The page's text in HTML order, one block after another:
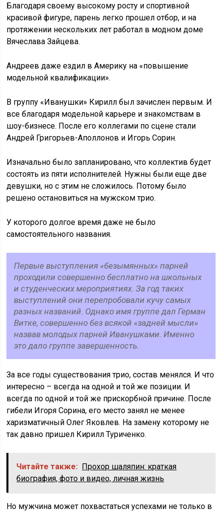
Благодаря своему высокому росту и спортивной
красивой фигуре, парень легко прошел отбор, и на
протяжении нескольких лет работал в модном доме
Вячеслава Зайцева.
Андреев даже ездил в Америку на «повышение
модельной квалификации».
В группу «Иванушки» Кирилл был зачислен первым. И
все благодаря модельной карьере и знакомствам в
шоу-бизнесе. После его коллегами по сцене стали
Андрей Григорьев-Аполлонов и Игорь Сорин.
Изначально было запланировано, что коллектив будет
состоять из пяти исполнителей. Нужны были еще две
девушки, но с этим не сложилось. Потому было
решено остановиться на мужском трио.
У которого долгое время даже не было
самостоятельного названия.
Первые выступления «безымянных» парней
проходили совершенно бесплатно на школьных
и студенческих мероприятиях. За год таких
выступлений они перепробовали кучу самых
разных названий. Однако имя группе дал Герман
Витке, совершенно без всякой «задней мысли»
назвав молодых парней Иванушками. Именно
это дало группе завершенность.
За все годы существования трио, состав менялся. И что
интересно – всегда на одной и той же позиции. И
всегда по одной и той же прискорбной причине. После
гибели Игоря Сорина, его место занял не менее
харизматичный Олег Яковлев. На замену которому не
так давно пришел Кирилл Туриченко.
Читайте также: Прохор шаляпин: краткая
биография, фото и видео, личная жизнь
Но мужчина может похвастаться успехами не только в